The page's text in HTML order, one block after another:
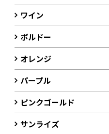
ワイン
ボルドー
オレンジ
パープル
ピンクゴールド
サンライズ